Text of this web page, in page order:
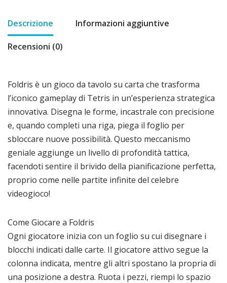
Descrizione Informazioni aggiuntive
Recensioni (0)
Foldris è un gioco da tavolo su carta che trasforma
l’iconico gameplay di Tetris in un’esperienza strategica
innovativa. Disegna le forme, incastrale con precisione
e, quando completi una riga, piega il foglio per
sbloccare nuove possibilità. Questo meccanismo
geniale aggiunge un livello di profondità tattica,
facendoti sentire il brivido della pianificazione perfetta,
proprio come nelle partite infinite del celebre
videogioco!
Come Giocare a Foldris
Ogni giocatore inizia con un foglio su cui disegnare i
blocchi indicati dalle carte. Il giocatore attivo segue la
colonna indicata, mentre gli altri spostano la propria di
una posizione a destra. Ruota i pezzi, riempi lo spazio